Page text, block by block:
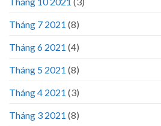
Tháng 7 2021 (8)
Tháng 6 2021 (4)
Tháng 5 2021 (8)
Tháng 4 2021 (3)
Tháng 3 2021 (8)